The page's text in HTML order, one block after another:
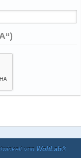
von WoltLab®